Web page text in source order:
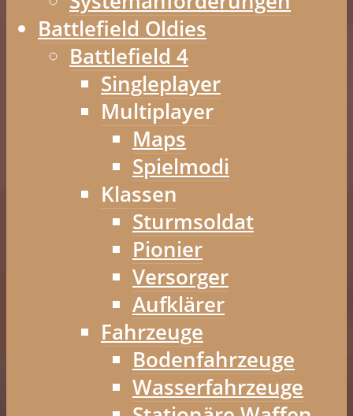
Battlefield Oldies
Battlefield 4
Singleplayer
Multiplayer
Maps
Spielmodi
Klassen
Sturmsoldat
Pionier
Versorger
Aufklärer
Fahrzeuge
Bodenfahrzeuge
Wasserfahrzeuge